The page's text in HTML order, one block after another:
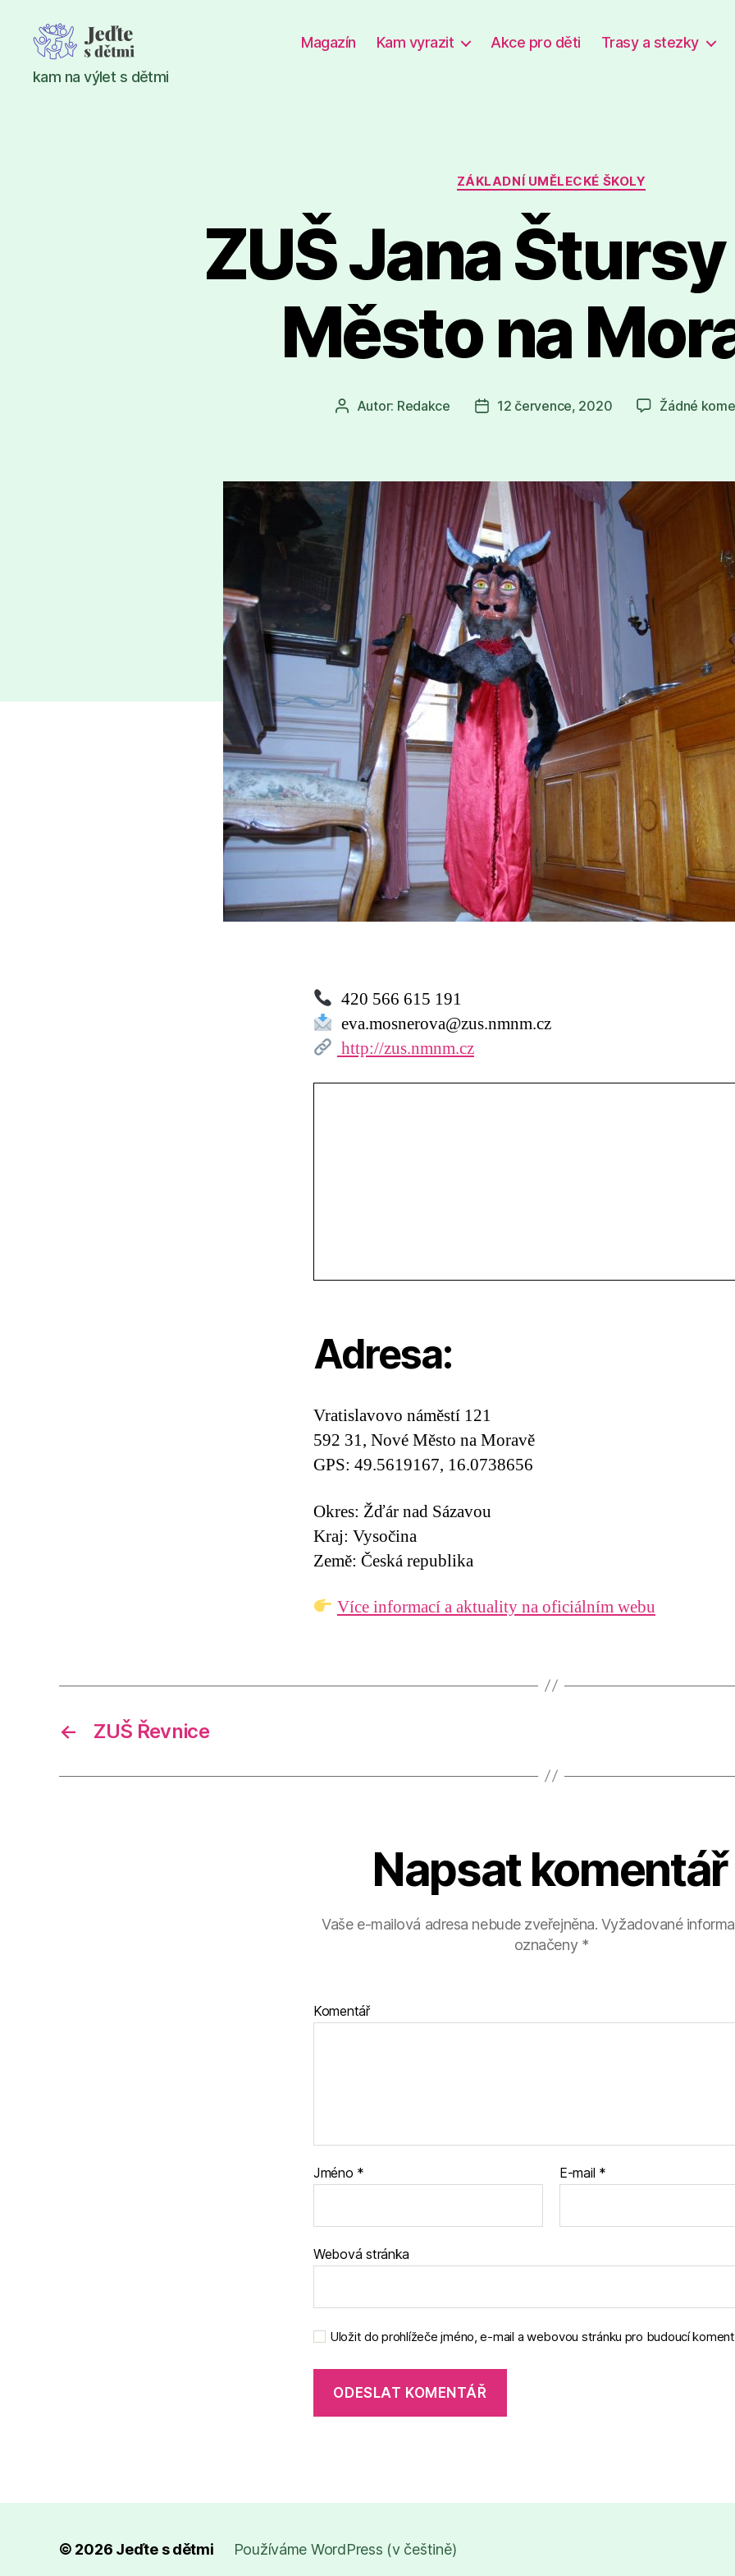
Jeďte
s
kam na výlet s dětmi
Magazín Kam vyrazit Akce pro děti Trasy a stezky
Rubriky
ZÁKLADNÍ UMĚLECKÉ ŠKOLY
ZUŠ Jana
Město na
AutorAutor: Redakce
Datum
12 července, 2020 Žádné
420 566 615 191
eva.mosnerova@zus.nmnm.cz
http://zus.nmnm.cz
Adresa:
Vratislavovo náměstí 121
592 31, Nové Město na Moravě
GPS: 49.5619167, 16.0738656
Okres: Žďár nad Sázavou
Kraj: Vysočina
Země: Česká republika
Více informací a aktuality na oficiálním webu
← ZUŠ Řevnice
Napsat komentář
Vaše e-mailová adresa nebude zveřejněna. Vyžadované
označeny *
Komentář
Jméno * E-mail *
Webová stránka
Uložit do prohlížeče jméno, e-mail a webovou stránku pro budoucí
© 2026 Jeďte s dětmi Používáme WordPress (v češtině)